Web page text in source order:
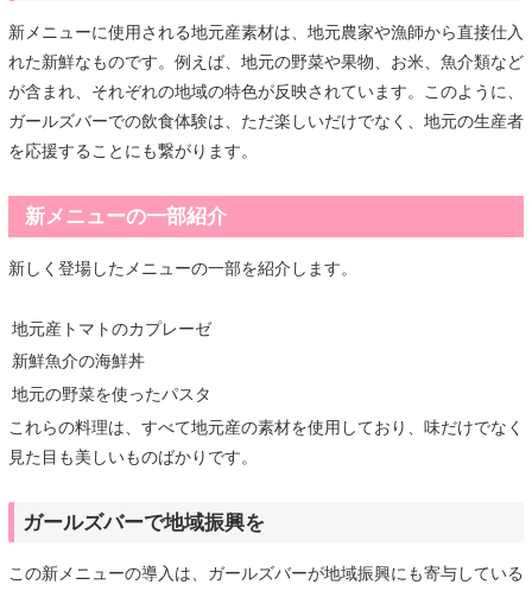
新メニューに使用される地元産素材は、地元農家や漁師から直接仕入
れた新鮮なものです。例えば、地元の野菜や果物、お米、魚介類など
が含まれ、それぞれの地域の特色が反映されています。このように、
ガールズバーでの飲食体験は、ただ楽しいだけでなく、地元の生産者
を応援することにも繋がります。
新メニューの一部紹介
新しく登場したメニューの一部を紹介します。
地元産トマトのカプレーゼ
新鮮魚介の海鮮丼
地元の野菜を使ったパスタ
これらの料理は、すべて地元産の素材を使用しており、味だけでなく
見た目も美しいものばかりです。
ガールズバーで地域振興を
この新メニューの導入は、ガールズバーが地域振興にも寄与している